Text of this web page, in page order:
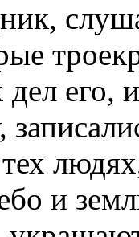
дел его,
и